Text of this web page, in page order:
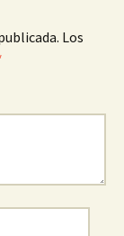
Los